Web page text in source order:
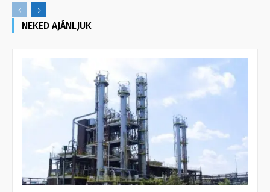
NEKED AJÁNLJUK